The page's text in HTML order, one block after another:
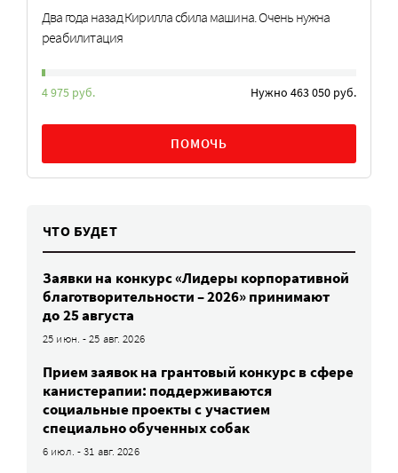
Два года назад Кирилла сбила машина. Очень нужна
реабилитация
4 975 руб. Нужно 463 050 руб.
ПОМОЧЬ
ЧТО БУДЕТ
Заявки на конкурс «Лидеры корпоративной
благотворительности – 2026» принимают
до 25 августа
25 июн. - 25 авг. 2026
Прием заявок на грантовый конкурс в сфере
канистерапии: поддерживаются
социальные проекты с участием
специально обученных собак
6 июл. - 31 авг. 2026